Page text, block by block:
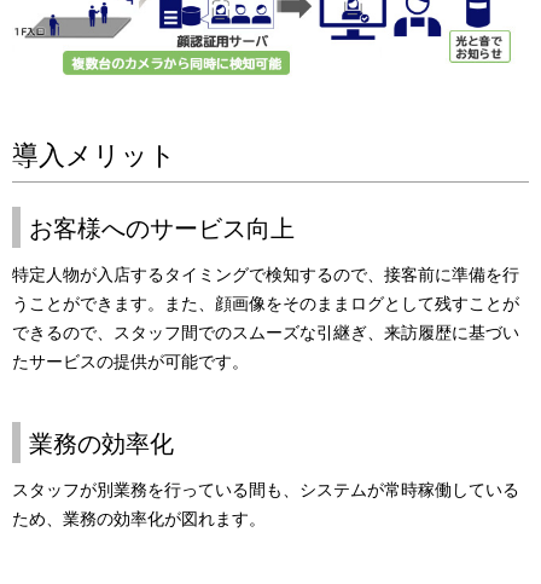
導入メリット
お客様へのサービス向上
特定人物が入店するタイミングで検知するので、接客前に準備を行
うことができます。また、顔画像をそのままログとして残すことが
できるので、スタッフ間でのスムーズな引継ぎ、来訪履歴に基づい
たサービスの提供が可能です。
業務の効率化
スタッフが別業務を行っている間も、システムが常時稼働している
ため、業務の効率化が図れます。